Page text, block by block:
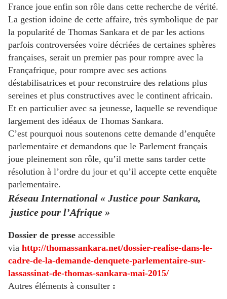
France joue enfin son rôle dans cette recherche de vérité.
La gestion idoine de cette affaire, très symbolique de par
la popularité de Thomas Sankara et de par les actions
parfois controversées voire décriées de certaines sphères
françaises, serait un premier pas pour rompre avec la
Françafrique, pour rompre avec ses actions
déstabilisatrices et pour reconstruire des relations plus
sereines et plus constructives avec le continent africain.
Et en particulier avec sa jeunesse, laquelle se revendique
largement des idéaux de Thomas Sankara.
C’est pourquoi nous soutenons cette demande d’enquête
parlementaire et demandons que le Parlement français
joue pleinement son rôle, qu’il mette sans tarder cette
résolution à l’ordre du jour et qu’il accepte cette enquête
parlementaire.
Réseau International « Justice pour Sankara,
justice pour l’Afrique »
Dossier de presse accessible
via http://thomassankara.net/dossier-realise-dans-le-
cadre-de-la-demande-denquete-parlementaire-sur-
lassassinat-de-thomas-sankara-mai-2015/
Autres éléments à consulter :